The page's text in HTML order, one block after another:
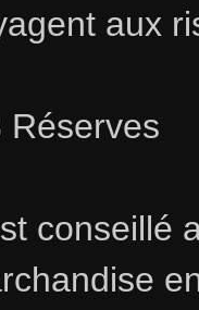
aux
Réserves
conseillé